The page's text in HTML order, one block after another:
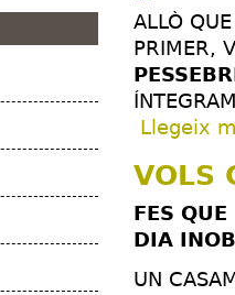
ALLÒ
PRIMER,
Llegeix
VOLS
FES
DIA
UN